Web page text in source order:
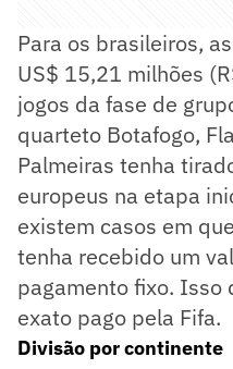
Para os brasileiros,
US$ 15,21 milhões
jogos da fase de
quarteto Botafogo,
Palmeiras tenha
europeus na etapa
existem casos em
tenha recebido um
pagamento fixo. Isso
exato pago pela Fifa.
Divisão por continente